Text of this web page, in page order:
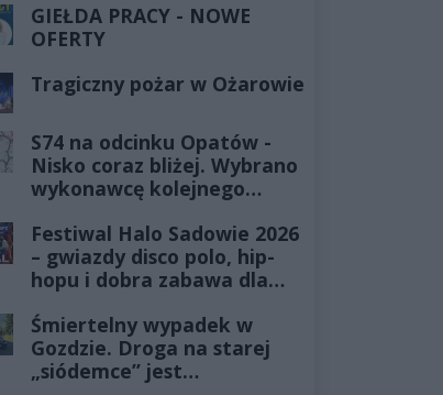
GIEŁDA PRACY - NOWE
OFERTY
Tragiczny pożar w Ożarowie
S74 na odcinku Opatów -
Nisko coraz bliżej. Wybrano
wykonawcę kolejnego
Festiwal Halo Sadowie 2026
– gwiazdy disco polo, hip-
hopu i dobra zabawa dla
Śmiertelny wypadek w
Gozdzie. Droga na starej
„siódemce” jest